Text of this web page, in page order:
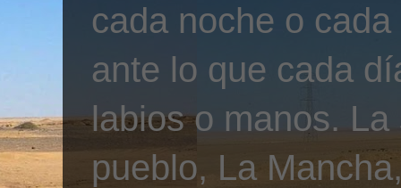
cada noche o
ante lo que cada
labios o manos.
pueblo, La